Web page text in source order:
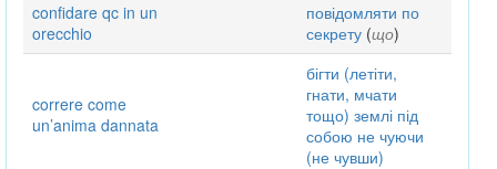
confidare qc in un
orecchio
повідомляти по
секрету (що)
correre come
un’anima dannata
бігти (летіти,
гнати, мчати
тощо) землі під
собою не чуючи
(не чувши)